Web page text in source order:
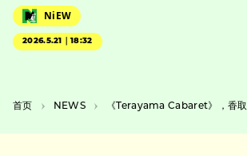
NiEW
2026.5.21｜18:32
首页 NEWS 《Terayama Cabaret》，香取慎吾在剧中饰演寺山修二，剧本由 Yumei 的 池田亮 创作